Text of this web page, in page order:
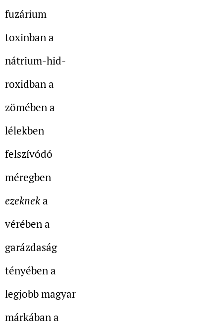
fuzárium
toxinban a
nátrium-hid-
roxidban a
zömében a
lélekben
felszívódó
méregben
ezekneka
vérében a
garázdaság
tényében a
legjobb magyar
márkában a